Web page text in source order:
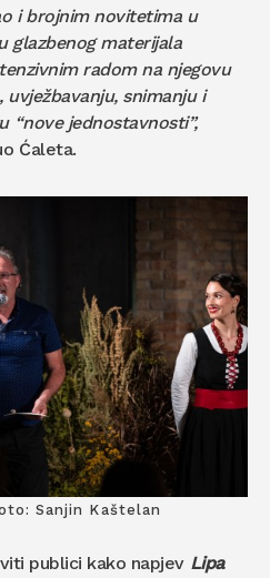
i brojnim novitetima u
glazbenog materijala
radom na njegovu
snimanju i
“nove jednostavnosti”,
Ćaleta.
Sanjin Kaštelan
publici kako napjev Lipa